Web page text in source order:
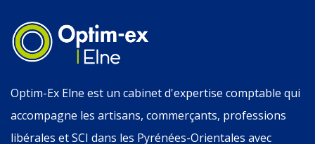
Optim-Ex Elne est un cabinet d'expertise comptable qui
accompagne les artisans, commerçants, professions
libérales et SCI dans les Pyrénées-Orientales avec